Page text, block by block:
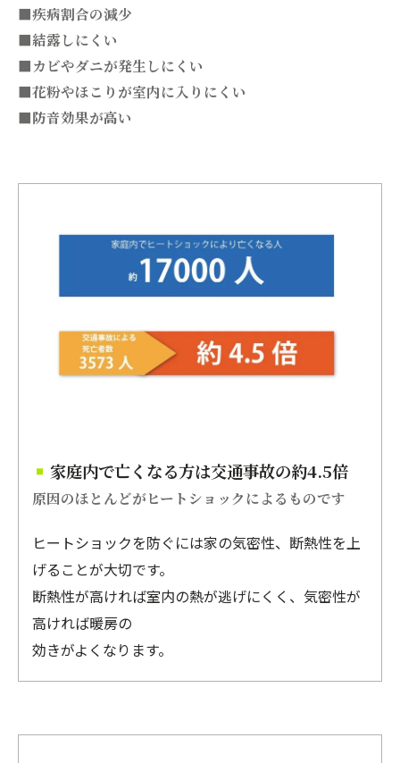
■疾病割合の減少
■結露しにくい
■カビやダニが発生しにくい
■花粉やほこりが室内に入りにくい
■防音効果が高い
家庭内で亡くなる方は交通事故の約4.5倍
原因のほとんどがヒートショックによるものです
ヒートショックを防ぐには家の気密性、断熱性を上
げることが大切です。
断熱性が高ければ室内の熱が逃げにくく、気密性が
高ければ暖房の
効きがよくなります。